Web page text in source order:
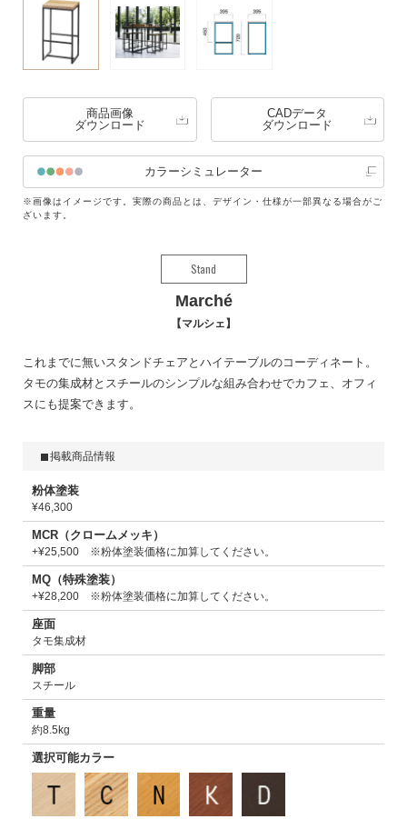
商品画像
ダウンロード
CADデータ
ダウンロード
カラーシミュレーター
※画像はイメージです。実際の商品とは、デザイン・仕様が一部異なる場合がご
ざいます。
Stand
Marché
マルシェ
これまでに無いスタンドチェアとハイテーブルのコーディネート。
タモの集成材とスチールのシンプルな組み合わせでカフェ、オフィ
スにも提案できます。
掲載商品情報
粉体塗装
¥46,300
MCR（クロームメッキ）
+¥25,500 ※粉体塗装価格に加算してください。
MQ（特殊塗装）
+¥28,200 ※粉体塗装価格に加算してください。
座面
タモ集成材
脚部
スチール
重量
約8.5kg
選択可能カラー